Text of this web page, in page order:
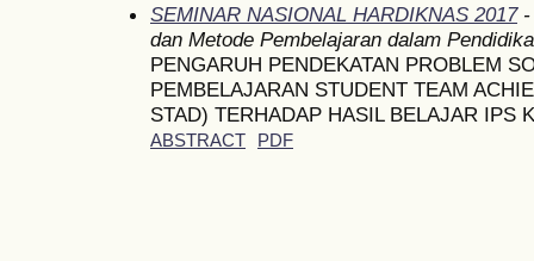
SEMINAR NASIONAL HARDIKNAS 2017-
dan Metode Pembelajaran dalam
PENGARUH PENDEKATAN PROBLEM
PEMBELAJARAN STUDENT TEAM
STAD) TERHADAP HASIL BELAJAR IPS
ABSTRACT PDF